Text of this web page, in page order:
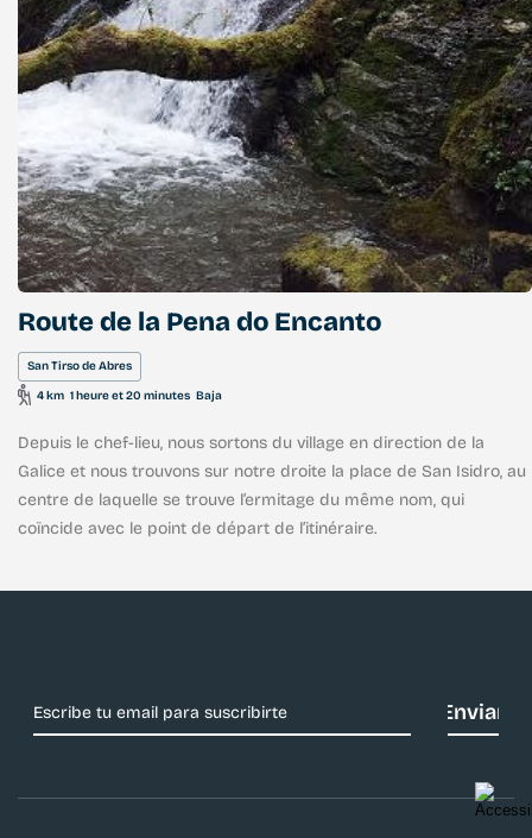
Route de la Pena do Encanto
San Tirso de Abres
4 km 1 heure et 20 minutes Baja
Depuis le chef-lieu, nous sortons du village en direction de la
Galice et nous trouvons sur notre droite la place de San Isidro, au
centre de laquelle se trouve l’ermitage du même nom, qui
coïncide avec le point de départ de l’itinéraire.